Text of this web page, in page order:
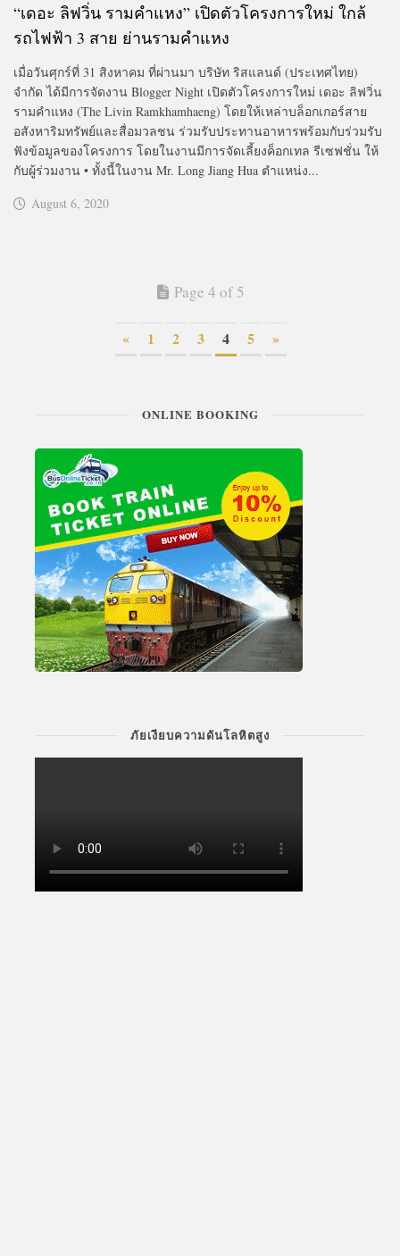
“เดอะ ลิฟวิ่น รามคำแหง” เปิดตัวโครงการใหม่ ใกล้
รถไฟฟ้า 3 สาย ย่านรามคำแหง
เมื่อวันศุกร์ที่ 31 สิงหาคม ที่ผ่านมา บริษัท ริสแลนด์ (ประเทศไทย)
จำกัด ได้มีการจัดงาน Blogger Night เปิดตัวโครงการใหม่ เดอะ ลิฟวิ่น
รามคำแหง (The Livin Ramkhamhaeng) โดยให้เหล่าบล็อกเกอร์สาย
อสังหาริมทรัพย์และสื่อมวลชน ร่วมรับประทานอาหารพร้อมกับร่วมรับ
ฟังข้อมูลของโครงการ โดยในงานมีการจัดเลี้ยงค็อกเทล รีเซฟชั่น ให้
กับผู้ร่วมงาน • ทั้งนี้ในงาน Mr. Long Jiang Hua ตำแหน่ง...
August 6, 2020
Page 4 of 5
« 1 2 3 4 5 »
ONLINE BOOKING
ภัยเงียบความดันโลหิตสูง